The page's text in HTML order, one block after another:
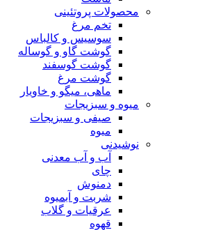
محصولات پروتئینی
تخم مرغ
سوسیس و کالباس
گوشت گاو و گوساله
گوشت گوسفند
گوشت مرغ
ماهی، میگو و خاویار
میوه و سبزیجات
صیفی و سبزیجات
میوه
نوشیدنی
آب و آب معدنی
چای
دمنوش
شربت و آبمیوه
عرقیات و گلاب
قهوه